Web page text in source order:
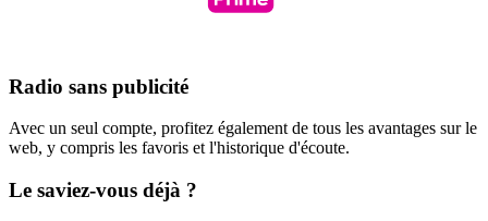
Radio sans publicité
Avec un seul compte, profitez également de tous les avantages sur le
web, y compris les favoris et l'historique d'écoute.
Le saviez-vous déjà ?